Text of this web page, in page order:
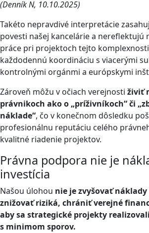
(Denník N, 10.10.2025)
Takéto nepravdivé interpretácie
povesti našej kancelárie a nereflektujú
práce pri projektoch tejto
každodennú koordináciu s viacerými
kontrolnými orgánmi a európskymi
Zároveň môžu v očiach verejnosti živiť
právnikoch ako o „príživníkoch“ či
náklade“, čo v konečnom dôsledku
profesionálnu reputáciu celého
kvalitné riadenie projektov.
Právna podpora nie je
investícia
Našou úlohou nie je zvyšovať
znižovať riziká, chrániť verejné
aby sa strategické projekty
s minimom sporov.